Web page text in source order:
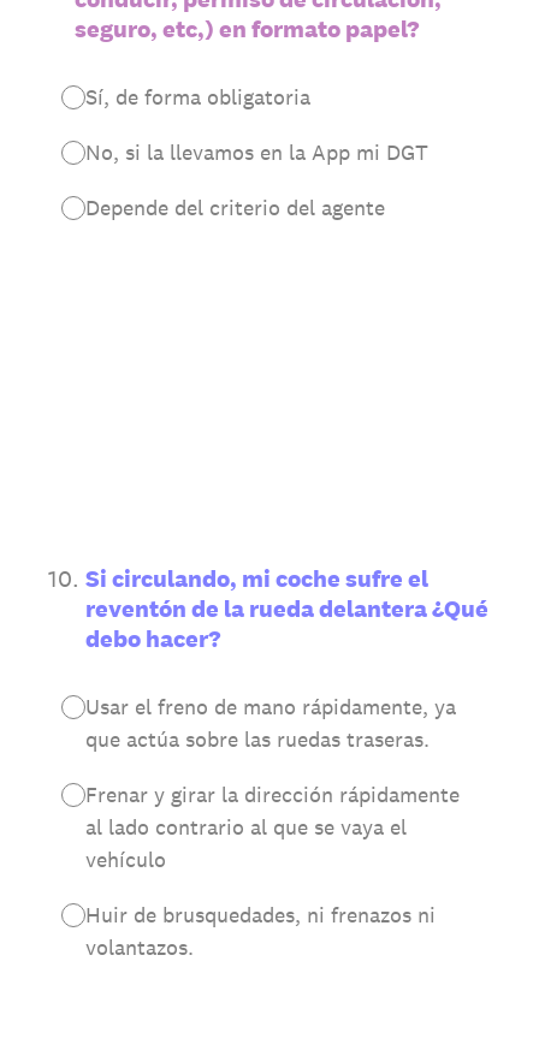
seguro, etc,) en formato papel?
Sí, de forma obligatoria
No, si la llevamos en la App mi DGT
Depende del criterio del agente
10. Si circulando, mi coche sufre el
reventón de la rueda delantera ¿Qué
debo hacer?
Usar el freno de mano rápidamente, ya
que actúa sobre las ruedas traseras.
Frenar y girar la dirección rápidamente
al lado contrario al que se vaya el
vehículo
Huir de brusquedades, ni frenazos ni
volantazos.